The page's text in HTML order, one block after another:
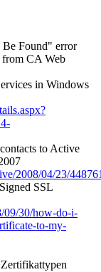
Be Found" error
from CA Web
in Windows
to Active
2008/04/23/
SSL
09/30/how-do-i-
to-my-